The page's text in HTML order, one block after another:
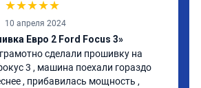
★★★★★
10 апреля 2024
Евро 2 Ford Focus 3»
сделали прошивку на
3 , машина поехали гораздо
, прибавилась мощность ,